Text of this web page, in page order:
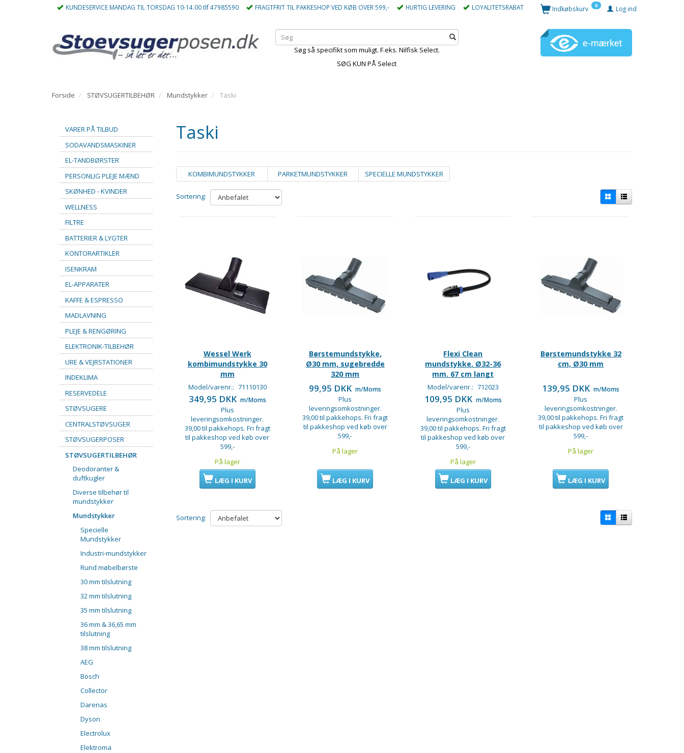
KUNDESERVICE MANDAG TIL TORSDAG 10-14.00 tlf 47985590 FRAGTFRIT TIL PAKKESHOP VED KØB OVER 599,- HURTIG LEVERING LOYALITETSRABAT Log ind
Indkøbskurv 0
Søg så specifikt som muligt. F.eks. Nilfisk Select.
SØG KUN PÅ Select
Forside STØVSUGERTILBEHØR Mundstykker Taski
VARER PÅ TILBUD
SODAVANDSMASKINER
EL-TANDBØRSTER
PERSONLIG PLEJE MÆND
SKØNHED - KVINDER
WELLNESS
FILTRE
BATTERIER & LYGTER
KONTORARTIKLER
ISENKRAM
EL-APPARATER
KAFFE & ESPRESSO
MADLAVNING
PLEJE & RENGØRING
ELEKTRONIK-TILBEHØR
URE & VEJRSTATIONER
INDEKLIMA
RESERVEDELE
STØVSUGERE
CENTRALSTØVSUGER
STØVSUGERPOSER
STØVSUGERTILBEHØR
Deodoranter &
duftkugler
Diverse tilbehør til
mundstykker
Mundstykker
Specielle
Mundstykker
Industri-mundstykker
Rund møbelbørste
30 mm tilslutning
32 mm tilslutning
35 mm tilslutning
36 mm & 36,65 mm
tilslutning
38 mm tilslutning
AEG
Bosch
Collector
Darenas
Dyson
Electrolux
Elektroma
Taski
KOMBIMUNDSTYKKER PARKETMUNDSTYKKER SPECIELLE MUNDSTYKKER
Sortering:
Wessel Werk
kombimundstykke 30
mm
Model/varenr.: 71110130
349,95 DKK m/Moms
Plus
leveringsomkostninger.
39,00 til pakkehops. Fri fragt
til pakkeshop ved køb over
599,-
På lager
LÆG I KURV
Børstemundstykke,
Ø30 mm, sugebredde
320 mm
99,95 DKK m/Moms
Plus
leveringsomkostninger.
39,00 til pakkehops. Fri fragt
til pakkeshop ved køb over
599,-
På lager
LÆG I KURV
Flexi Clean
mundstykke. Ø32-36
mm. 67 cm langt
Model/varenr.: 712023
109,95 DKK m/Moms
Plus
leveringsomkostninger.
39,00 til pakkehops. Fri fragt
til pakkeshop ved køb over
599,-
På lager
LÆG I KURV
Børstemundstykke 32
cm, Ø30 mm
139,95 DKK m/Moms
Plus
leveringsomkostninger.
39,00 til pakkehops. Fri fragt
til pakkeshop ved køb over
599,-
På lager
LÆG I KURV
Sortering: